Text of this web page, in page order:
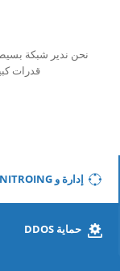
قدرات
إدارة و MONITROING
حماية DDOS